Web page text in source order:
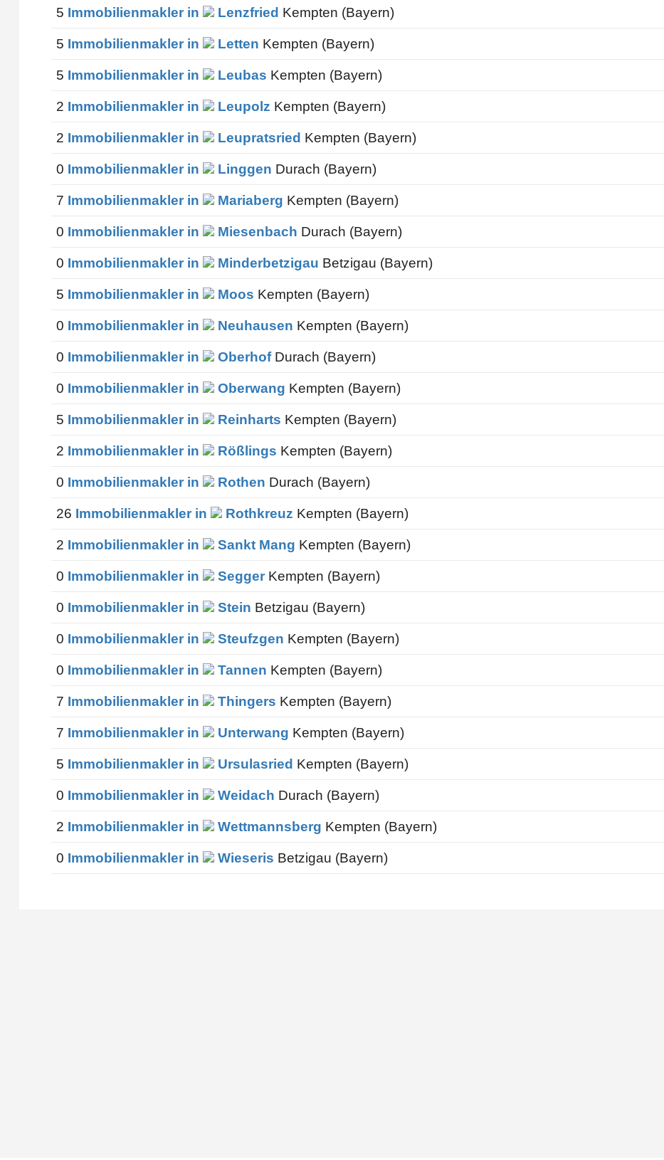
5 Immobilienmakler in Lenzfried Kempten (Bayern)
5 Immobilienmakler in Letten Kempten (Bayern)
5 Immobilienmakler in Leubas Kempten (Bayern)
2 Immobilienmakler in Leupolz Kempten (Bayern)
2 Immobilienmakler in Leupratsried Kempten (Bayern)
0 Immobilienmakler in Linggen Durach (Bayern)
7 Immobilienmakler in Mariaberg Kempten (Bayern)
0 Immobilienmakler in Miesenbach Durach (Bayern)
0 Immobilienmakler in Minderbetzigau Betzigau (Bayern)
5 Immobilienmakler in Moos Kempten (Bayern)
0 Immobilienmakler in Neuhausen Kempten (Bayern)
0 Immobilienmakler in OberhofDurach (Bayern)
0 Immobilienmakler in Oberwang Kempten (Bayern)
5 Immobilienmakler in Reinharts Kempten (Bayern)
2 Immobilienmakler in Rößlings Kempten (Bayern)
0 Immobilienmakler in Rothen Durach (Bayern)
26 Immobilienmakler in Rothkreuz Kempten (Bayern)
2 Immobilienmakler in Sankt Mang Kempten (Bayern)
0 Immobilienmakler in SeggerKempten (Bayern)
0 Immobilienmakler in Stein Betzigau (Bayern)
0 Immobilienmakler in Steufzgen Kempten (Bayern)
0 Immobilienmakler in Tannen Kempten (Bayern)
7 Immobilienmakler in Thingers Kempten (Bayern)
7 Immobilienmakler in Unterwang Kempten (Bayern)
5 Immobilienmakler in Ursulasried Kempten (Bayern)
0 Immobilienmakler in Weidach Durach (Bayern)
2 Immobilienmakler in Wettmannsberg Kempten (Bayern)
0 Immobilienmakler in Wieseris Betzigau (Bayern)